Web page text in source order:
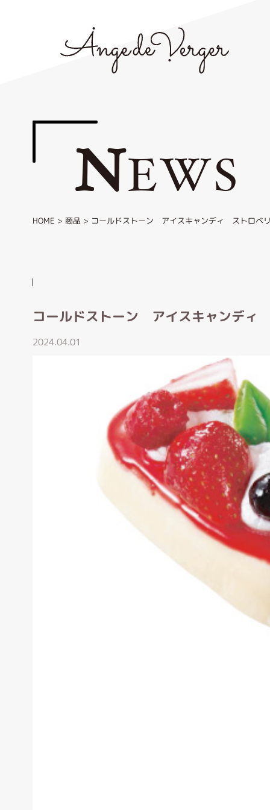
NEWS
HOME > 商品 > コールドストーン アイスキャンディ ストロベ
コールドストーン アイスキャンディ
2024.04.01